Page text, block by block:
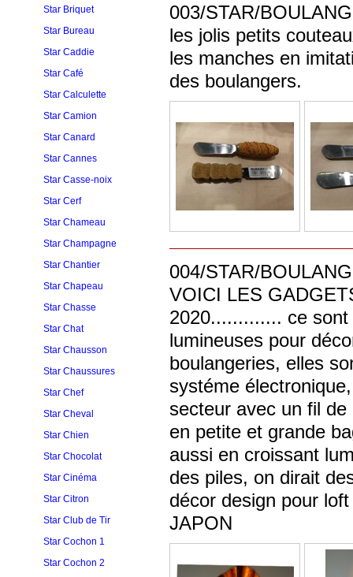
Star Briquet
Star Bureau
Star Caddie
Star Café
Star Calculette
Star Camion
Star Canard
Star Cannes
Star Casse-noix
Star Cerf
Star Chameau
Star Champagne
Star Chantier
Star Chapeau
Star Chasse
Star Chat
Star Chausson
Star Chaussures
Star Chef
Star Cheval
Star Chien
Star Chocolat
Star Cinéma
Star Citron
Star Club de Tir
Star Cochon 1
Star Cochon 2
003/STAR/
les jolis petits
les manches en
des boulangers.
004/STAR/
VOICI LES
2020............. ce
lumineuses pour
boulangeries, elles
systéme
secteur avec un fil
en petite et grande
aussi en croissant
des piles, on dirait
décor design pour
JAPON